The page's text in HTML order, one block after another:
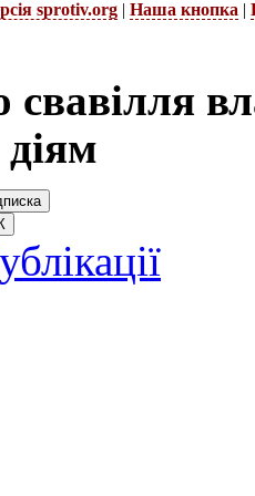
sprotiv.org | Наша кнопка |
свавілля